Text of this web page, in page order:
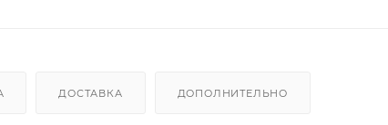
ДОСТАВКА ДОПОЛНИТЕЛЬНО